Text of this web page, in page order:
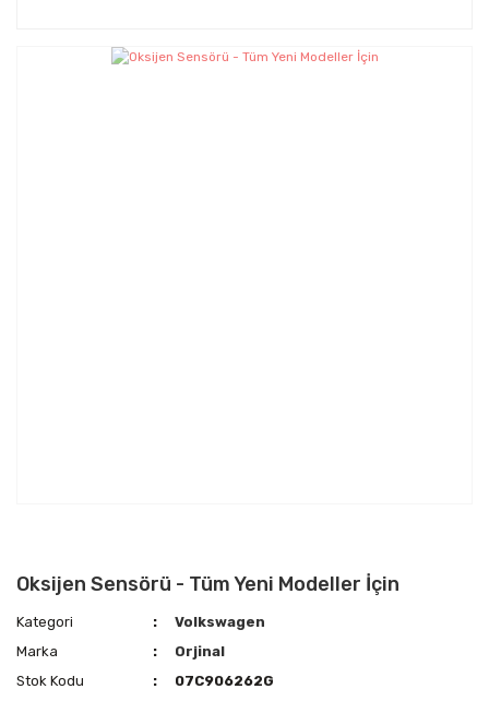
Oksijen Sensörü - Tüm Yeni Modeller İçin
Kategori
Volkswagen
Marka
Orjinal
Stok Kodu
07C906262G